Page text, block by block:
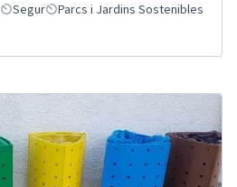
Segur
Parcs i Jardins Sostenibles